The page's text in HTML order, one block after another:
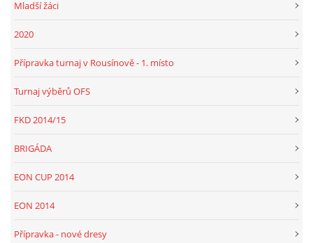
Mladší žáci
2020
Přípravka turnaj v Rousínově - 1. místo
Turnaj výběrů OFS
FKD 2014/15
BRIGÁDA
EON CUP 2014
EON 2014
Přípravka - nové dresy